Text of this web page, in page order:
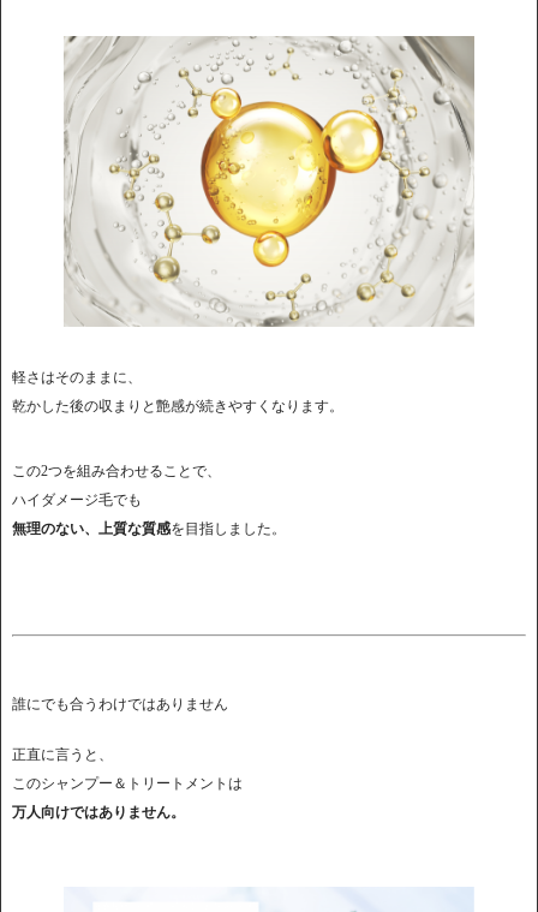
軽さはそのままに、
乾かした後の収まりと艶感が続きやすくなります。
この2つを組み合わせることで、
ハイダメージ毛でも
無理のない、上質な質感を目指しました。
誰にでも合うわけではありません
正直に言うと、
このシャンプー＆トリートメントは
万人向けではありません。